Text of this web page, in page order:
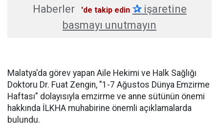
Haberler
'de takip edin ✰işaretine
basmayı unutmayın
Malatya'da görev yapan Aile Hekimi ve Halk Sağlığı
Doktoru Dr. Fuat Zengin, "1-7 Ağustos Dünya Emzirme
Haftası" dolayısıyla emzirme ve anne sütünün önemi
hakkında İLKHA muhabirine önemli açıklamalarda
bulundu.